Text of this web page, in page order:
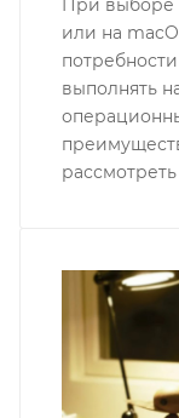
При выборе
или на
выполнять